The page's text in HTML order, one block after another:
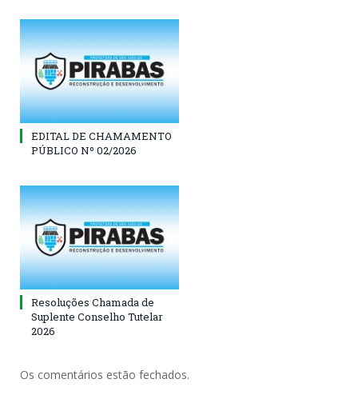
EDITAL DE CHAMAMENTO
PÚBLICO Nº 02/2026
Resoluções Chamada de
Suplente Conselho Tutelar
2026
Os comentários estão fechados.